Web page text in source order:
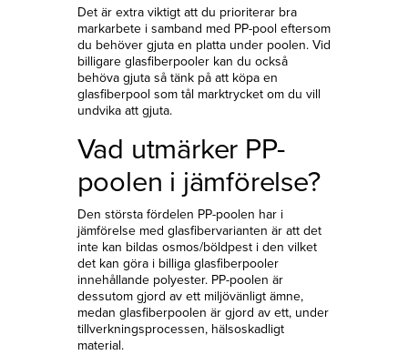
Det är extra viktigt att du prioriterar bra
markarbete i samband med PP-pool eftersom
du behöver gjuta en platta under poolen. Vid
billigare glasfiberpooler kan du också
behöva gjuta så tänk på att köpa en
glasfiberpool som tål marktrycket om du vill
undvika att gjuta.
Vad utmärker PP-
poolen i jämförelse?
Den största fördelen PP-poolen har i
jämförelse med glasfibervarianten är att det
inte kan bildas osmos/böldpest i den vilket
det kan göra i billiga glasfiberpooler
innehållande polyester. PP-poolen är
dessutom gjord av ett miljövänligt ämne,
medan glasfiberpoolen är gjord av ett, under
tillverkningsprocessen, hälsoskadligt
material.